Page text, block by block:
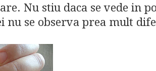
Nu stiu daca se vede in
nu se observa prea mult